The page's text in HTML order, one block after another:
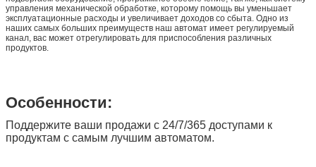
управления механической обработке, которому помощь вы уменьшает
эксплуатационные расходы и увеличивает доходов со сбыта. Одно из
наших самых больших преимуществ наш автомат имеет регулируемый
канал, вас может отрегулировать для приспособления различных
продуктов.
Особенности:
Поддержите ваши продажи с 24/7/365 доступами к
продуктам с самым лучшим автоматом.